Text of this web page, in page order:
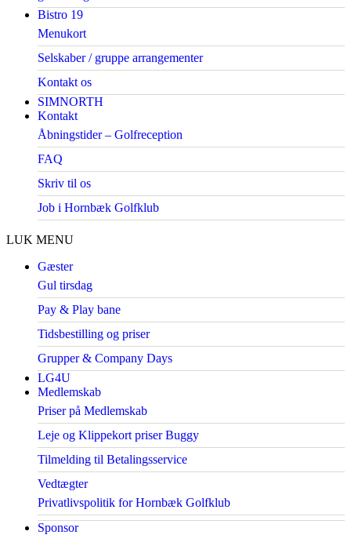
Bistro 19
Menukort
Selskaber / gruppe arrangementer
Kontakt os
SIMNORTH
Kontakt
Åbningstider – Golfreception
FAQ
Skriv til os
Job i Hornbæk Golfklub
LUK MENU
Gæster
Gul tirsdag
Pay & Play bane
Tidsbestilling og priser
Grupper & Company Days
LG4U
Medlemskab
Priser på Medlemskab
Leje og Klippekort priser Buggy
Tilmelding til Betalingsservice
Vedtægter
Privatlivspolitik for Hornbæk Golfklub
Sponsor